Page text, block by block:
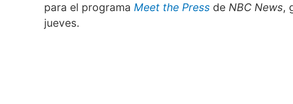
para el programa Meet the Press de NBC News,
jueves.